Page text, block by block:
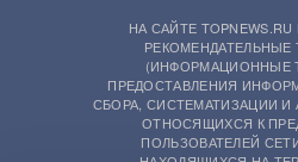
НА САЙТЕ
РЕКОМЕНДАТЕЛЬНЫЕ
(ИНФОРМАЦИОННЫЕ
ПРЕДОСТАВЛЕНИЯ
СБОРА, СИСТЕМАТИЗАЦИИ И
ОТНОСЯЩИХСЯ К
ПОЛЬЗОВАТЕЛЕЙ